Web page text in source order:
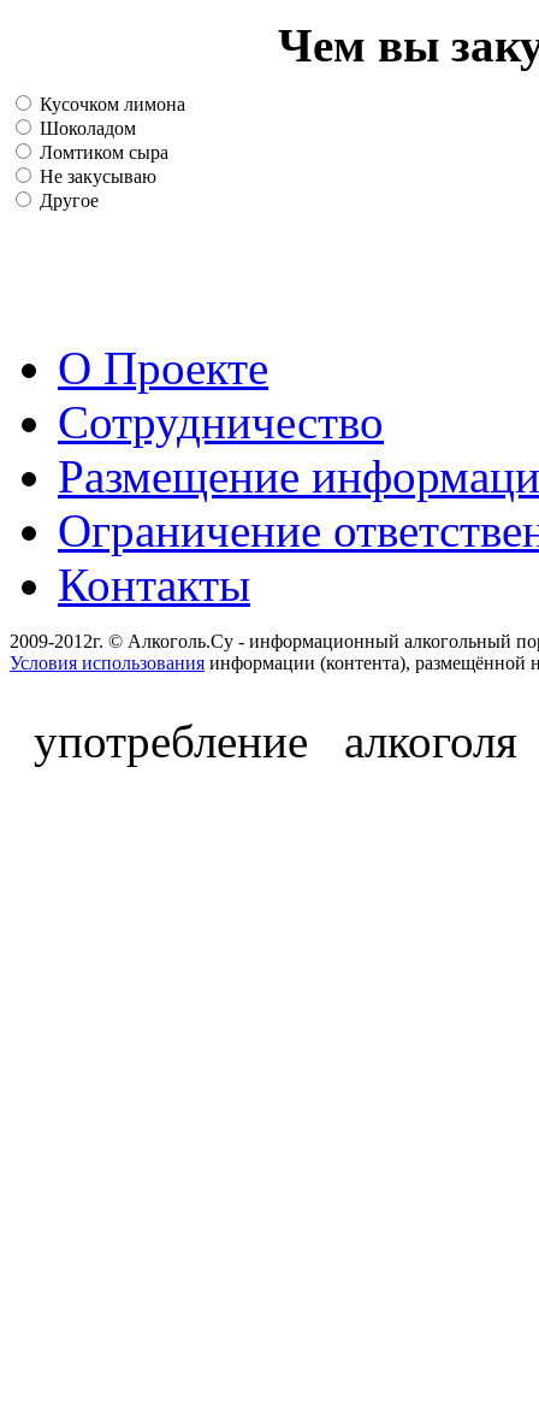
Чем вы
Кусочком лимона
Шоколадом
Ломтиком сыра
Не закусываю
Другое
О Проекте
Сотрудничество
Размещение
Ограничение
Контакты
2009-2012г. © Алкоголь.Су - информационный алкогольный
Условия использования информации (контента), размещённой
употребление